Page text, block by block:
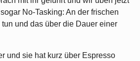
No-Tasking: An der frischen
tun und das über die Dauer einer
und sie hat kurz über Espresso